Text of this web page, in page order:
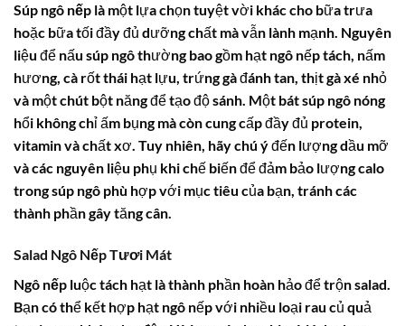
Súp ngô nếp là một lựa chọn tuyệt vời khác cho bữa trưa
hoặc bữa tối đầy đủ dưỡng chất mà vẫn lành mạnh. Nguyên
liệu để nấu súp ngô thường bao gồm hạt ngô nếp tách, nấm
hương, cà rốt thái hạt lựu, trứng gà đánh tan, thịt gà xé nhỏ
và một chút bột năng để tạo độ sánh. Một bát súp ngô nóng
hổi không chỉ ấm bụng mà còn cung cấp đầy đủ protein,
vitamin và chất xơ. Tuy nhiên, hãy chú ý đến lượng dầu mỡ
và các nguyên liệu phụ khi chế biến để đảm bảo lượngcalo
trong súp ngô phù hợp với mục tiêu của bạn, tránh các
thành phần gây tăng cân.
Salad Ngô Nếp Tươi Mát
Ngô nếp luộc tách hạt là thành phần hoàn hảo để trộn salad.
Bạn có thể kết hợp hạt ngô nếp với nhiều loại rau củ quả